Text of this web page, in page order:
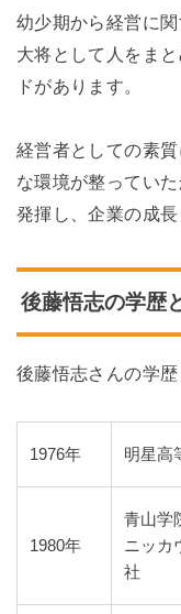
幼少期から経営に
大将として人をま
ドがあります。
経営者としての素
な環境が整ってい
発揮し、企業の成
後藤悟志の学歴
後藤悟志さんの学
1976年 明星高
1980年
青山学
ニッカ
社